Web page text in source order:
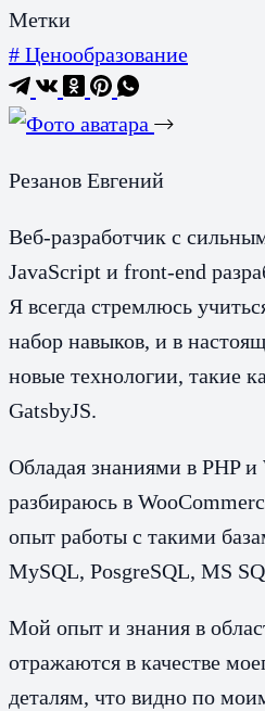
Метки
# Ценообразование
Резанов Евгений
Веб-разработчик с
JavaScript и front-end
Я всегда стремлюсь
набор навыков, и в
новые технологии, такие
GatsbyJS.
Обладая знаниями в PHP
разбираюсь в
опыт работы с такими
MySQL, PosgreSQL, MS
Мой опыт и знания в
отражаются в качестве
деталям, что видно по